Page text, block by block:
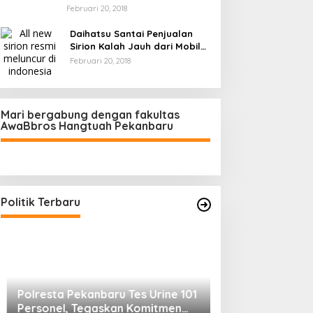
Februari 20, 2018
Daihatsu Santai Penjualan
Sirion Kalah Jauh dari Mobil
LCGC
Februari 20, 2018
Mari bergabung dengan fakultas
AwaBbros Hangtuah Pekanbaru
Politik Terbaru
Personel, Tegaskan Komitmen
Bersih Narkoba
Di Politik, Polri | Februari 23, 2026